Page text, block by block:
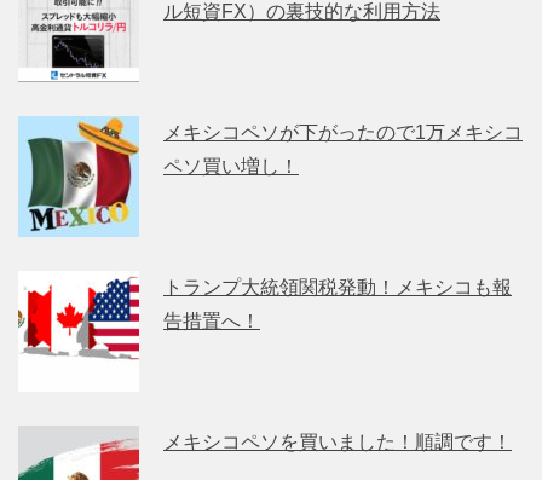
ル短資FX）の裏技的な利用方法
メキシコペソが下がったので1万メキシコ
ペソ買い増し！
トランプ大統領関税発動！メキシコも報
告措置へ！
メキシコペソを買いました！順調です！